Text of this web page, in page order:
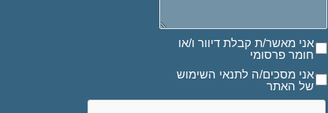
אני מאשר/ת קבלת דיוור ו/או חומר פרסומי
אני מאשר/ת קבלת דיוור ו/או
חומר פרסומי
אני מסכים/ה לתנאי השימוש של האתר
אני מסכים/ה לתנאי השימוש
של האתר